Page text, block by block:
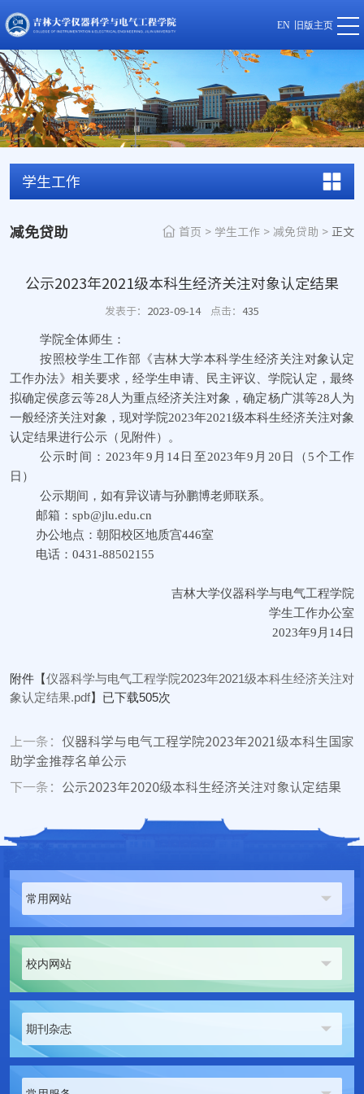
EN 旧版主页
学生工作
减免贷助 首页 > 学生工作 > 减免贷助 > 正文
公示2023年2021级本科生经济关注对象认定结果
发表于： 2023-09-14 点击： 435
学院全体师生：
按照校学生工作部《吉林大学本科学生经济关注对象认定
工作办法》相关要求，经学生申请、民主评议、学院认定，最终
拟确定侯彦云等28人为重点经济关注对象，确定杨广淇等28人为
一般经济关注对象，现对学院2023年2021级本科生经济关注对象
认定结果进行公示（见附件）。
公示时间：2023年9月14日至2023年9月20日（5个工作
日）
公示期间，如有异议请与孙鹏博老师联系。
邮箱：spb@jlu.edu.cn
办公地点：朝阳校区地质宫446室
电话：0431-88502155
吉林大学仪器科学与电气工程学院
学生工作办公室
2023年9月14日
附件【仪器科学与电气工程学院2023年2021级本科生经济关注对
象认定结果.pdf】已下载505次
上一条： 仪器科学与电气工程学院2023年2021级本科生国家
助学金推荐名单公示
下一条： 公示2023年2020级本科生经济关注对象认定结果
常用网站
校内网站
期刊杂志